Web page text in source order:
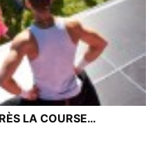
LA COURSE…